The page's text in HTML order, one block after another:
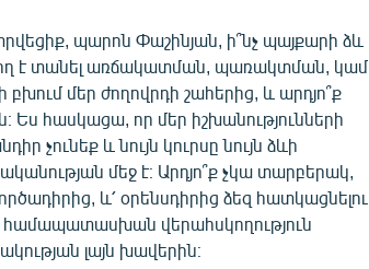
պարոն Փաշինյան, ի՞նչ պայքարի ձև
է տանել առճակատման, պառակտման, կամ
մեր ժողովրդի շահերից, և արդյո՞ք
Ես հասկացա, որ մեր իշխանությունների
չունեք և նույն կուրսը նույն ձևի
մեջ է։ Արդյո՞ք չկա տարբերակ,
և՛ օրենսդիրից ձեզ հատկացնելու
համապատասխան վերահսկողություն
լայն խավերին։